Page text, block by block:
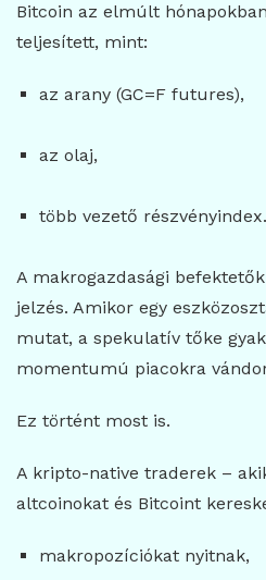
Bitcoin az elmúlt
teljesített, mint:
az arany (GC=F futures),
az olaj,
több vezető részvényindex.
A makrogazdasági
jelzés. Amikor egy
mutat, a spekulatív tőke
momentumú piacokra
Ez történt most is.
A kripto-native traderek –
altcoinokat és Bitcoint
makropozíciókat nyitnak,